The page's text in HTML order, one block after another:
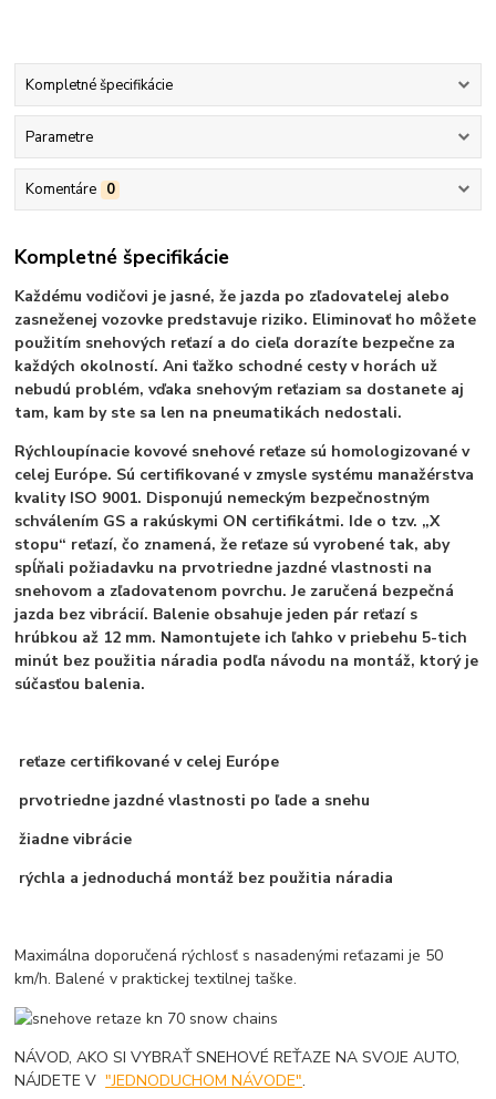
Kompletné špecifikácie
Parametre
Komentáre 0
Kompletné špecifikácie
Každému vodičovi je jasné, že jazda po zľadovatelej alebo
zasneženej vozovke predstavuje riziko. Eliminovať ho môžete
použitím snehových reťazí a do cieľa dorazíte bezpečne za
každých okolností. Ani ťažko schodné cesty v horách už
nebudú problém, vďaka snehovým reťaziam sa dostanete aj
tam, kam by ste sa len na pneumatikách nedostali.
Rýchloupínacie kovové snehové reťaze sú homologizované v
celej Európe. Sú certifikované v zmysle systému manažérstva
kvality ISO 9001. Disponujú nemeckým bezpečnostným
schválením GS a rakúskymi ON certifikátmi. Ide o tzv. „X
stopu“ reťazí, čo znamená, že reťaze sú vyrobené tak, aby
spĺňali požiadavku na prvotriedne jazdné vlastnosti na
snehovom a zľadovatenom povrchu. Je zaručená bezpečná
jazda bez vibrácií. Balenie obsahuje jeden pár reťazí s
hrúbkou až 12 mm. Namontujete ich ľahko v priebehu 5-tich
minút bez použitia náradia podľa návodu na montáž, ktorý je
súčasťou balenia.
reťaze certifikované v celej Európe
prvotriedne jazdné vlastnosti po ľade a snehu
žiadne vibrácie
rýchla a jednoduchá montáž bez použitia náradia
Maximálna doporučená rýchlosť s nasadenými reťazami je 50
km/h. Balené v praktickej textilnej taške.
NÁVOD, AKO SI VYBRAŤ SNEHOVÉ REŤAZE NA SVOJE AUTO,
NÁJDETE V"JEDNODUCHOM NÁVODE".